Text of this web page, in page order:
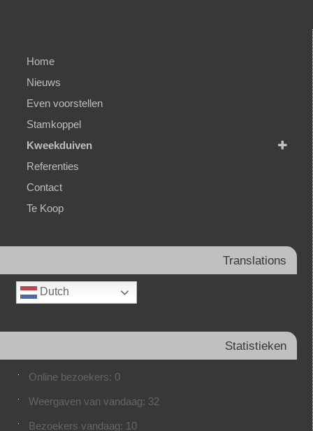
Home
Nieuws
Even voorstellen
Stamkoppel
Kweekduiven
Referenties
Contact
Te Koop
Translations
Dutch
Statistieken
Online bezoekers: 0
Weergaven van vandaag: 32
Bezoekers vandaag: 10